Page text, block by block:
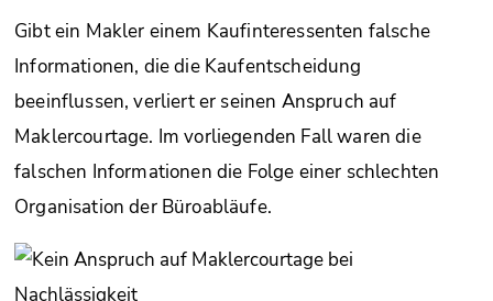
Gibt ein Makler einem Kaufinteressenten falsche
Informationen, die die Kaufentscheidung
beeinflussen, verliert er seinen Anspruch auf
Maklercourtage. Im vorliegenden Fall waren die
falschen Informationen die Folge einer schlechten
Organisation der Büroabläufe.